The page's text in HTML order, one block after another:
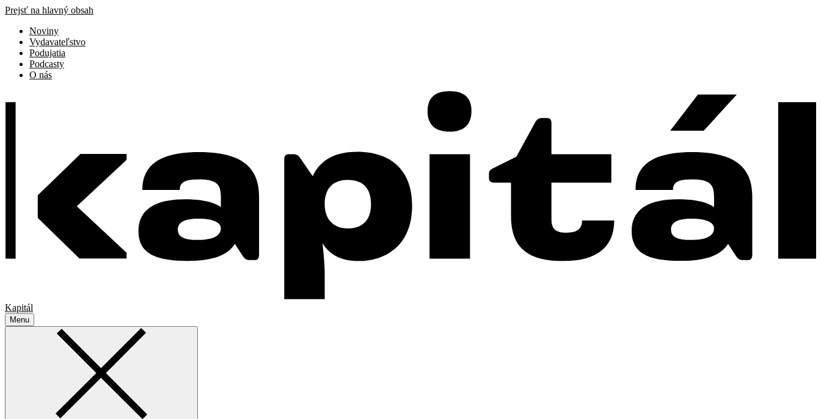
Prejsť na hlavný obsah
Noviny
Vydavateľstvo
Podujatia
Podcasty
O nás
Kapitál
Menu